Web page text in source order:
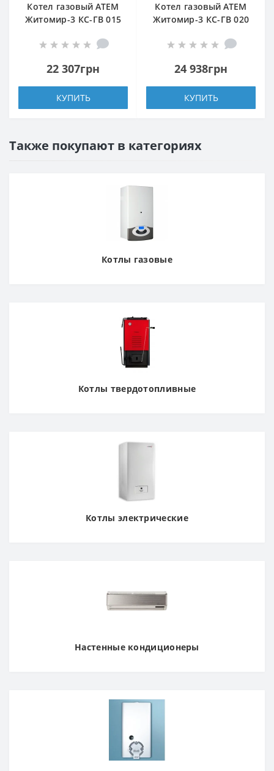
Котел газовый АТЕМ
Житомир-3 КС-ГВ 015
22 307грн
КУПИТЬ
Котел газовый АТЕМ
Житомир-3 КС-ГВ 020
24 938грн
КУПИТЬ
Также покупают в категориях
Котлы газовые
Котлы твердотопливные
Котлы электрические
Настенные кондиционеры